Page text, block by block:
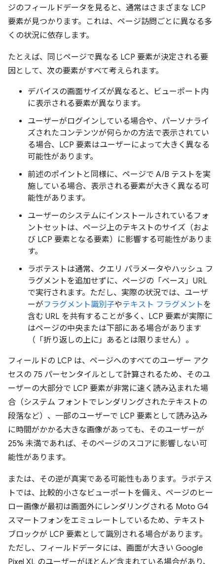
ジのフィールドデータを見ると、通常はさまざまな LCP
要素が見つかります。これは、ページ訪問ごとに異なる多
くの状況に依存します。
たとえば、同じページで異なる LCP 要素が決定される要
因として、次の要素がすべて考えられます。
デバイスの画面サイズが異なると、ビューポート内
に表示される要素が異なります。
ユーザーがログインしている場合や、パーソナライ
ズされたコンテンツが何らかの方法で表示されてい
る場合、LCP 要素はユーザーによって大きく異なる
可能性があります。
前述のポイントと同様に、ページで A/B テストを実
施している場合、表示される要素が大きく異なる可
能性があります。
ユーザーのシステムにインストールされているフォ
ントセットは、ページ上のテキストのサイズ（およ
び LCP 要素となる要素）に影響する可能性がありま
す。
ラボテストは通常、クエリ パラメータやハッシュ フ
ラグメントを追加せずに、ページの「ベース」URL
で実行されます。ただし、実際の状況では、ユーザ
ーがフラグメント識別子やテキスト フラグメントを
含む URL を共有することが多く、LCP 要素が実際に
はページの中央または下部にある場合があります
（「折り返しの上に」あるとは限りません）。
フィールドの LCP は、ページへのすべてのユーザー アク
セスの 75 パーセンタイルとして計算されるため、そのユ
ーザーの大部分で LCP 要素が非常に速く読み込まれた場
合（システム フォントでレンダリングされたテキストの
段落など）、一部のユーザーで LCP 要素として読み込み
に時間がかかる大きな画像があっても、そのユーザーが
25% 未満であれば、そのページのスコアに影響しない可
能性があります。
または、その逆が真実である可能性もあります。ラボテス
トでは、比較的小さなビューポートを備え、ページのヒー
ロー画像が最初は画面外にレンダリングされる Moto G4
スマートフォンをエミュレートしているため、テキスト
ブロックが LCP 要素として識別される場合があります。
ただし、フィールドデータには、画面が大きい Google
Pixel XL のユーザーがほとんど含まれている場合があり、